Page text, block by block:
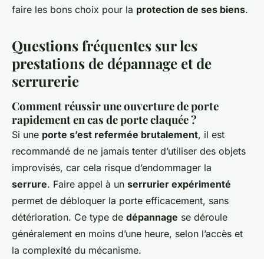
faire les bons choix pour la protection de ses biens.
Questions fréquentes sur les
prestations de dépannage et de
serrurerie
Comment réussir une ouverture de porte
rapidement en cas de porte claquée ?
Si une porte s’est refermée brutalement, il est
recommandé de ne jamais tenter d’utiliser des objets
improvisés, car cela risque d’endommager la
serrure. Faire appel à un serrurier expérimenté
permet de débloquer la porte efficacement, sans
détérioration. Ce type de dépannage se déroule
généralement en moins d’une heure, selon l’accès et
la complexité du mécanisme.